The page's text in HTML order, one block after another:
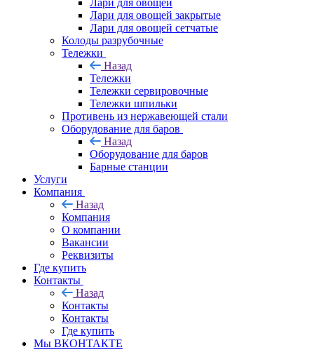
Лари для овощей
Лари для овощей закрытые
Лари для овощей сетчатые
Колоды разрубочные
Тележки
Назад
Тележки
Тележки сервировочные
Тележки шпильки
Противень из нержавеющей стали
Оборудование для баров
Назад
Оборудование для баров
Барные станции
Услуги
Компания
Назад
Компания
О компании
Вакансии
Реквизиты
Где купить
Контакты
Назад
Контакты
Контакты
Где купить
Мы ВКОНТАКТЕ